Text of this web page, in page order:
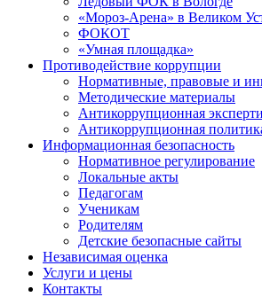
«Мороз-Арена» в Великом
ФОКОТ
«Умная площадка»
Противодействие коррупции
Нормативные, правовые и
Методические материалы
Антикоррупционная
Антикоррупционная
Информационная безопасность
Нормативное регулирование
Локальные акты
Педагогам
Ученикам
Родителям
Детские безопасные сайты
Независимая оценка
Услуги и цены
Контакты